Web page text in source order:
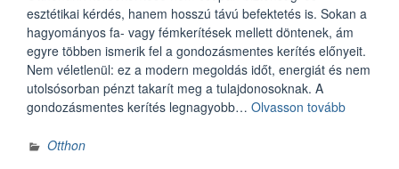
esztétikai kérdés, hanem hosszú távú befektetés is. Sokan a
hagyományos fa- vagy fémkerítések mellett döntenek, ám
egyre többen ismerik fel a gondozásmentes kerítés előnyeit.
Nem véletlenül: ez a modern megoldás időt, energiát és nem
utolsósorban pénzt takarít meg a tulajdonosoknak. A
gondozásmentes kerítés legnagyobb… Olvasson tovább
Otthon